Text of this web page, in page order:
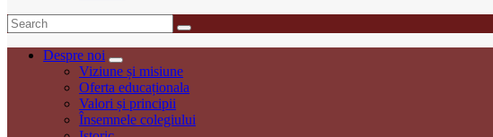
Despre noi
Viziune și misiune
Oferta educaționala
Valori și principii
Însemnele colegiului